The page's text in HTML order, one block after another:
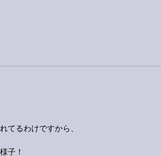
てるわけですから、
子！